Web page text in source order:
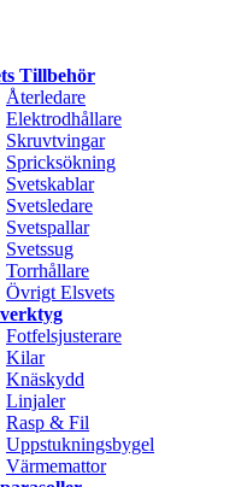
Tillbehör
Återledare
Elektrodhållare
Skruvtvingar
Spricksökning
Svetskablar
Svetsledare
Svetspallar
Svetssug
Torrhållare
Övrigt Elsvets
Fotfelsjusterare
Kilar
Knäskydd
Linjaler
Rasp & Fil
Uppstukningsbygel
Värmemattor